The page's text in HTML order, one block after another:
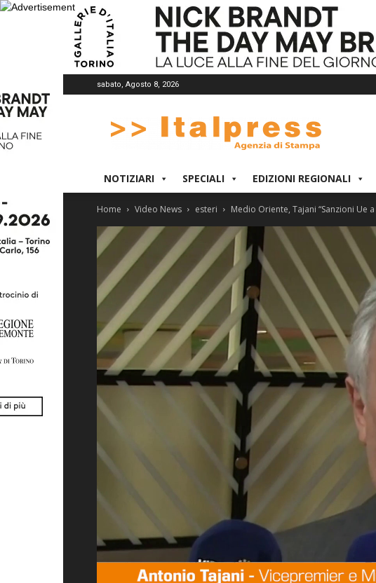
sabato, Agosto 8, 2026
NOTIZIARI SPECIALI EDIZIONI REGIONALI
Home Video News esteri Medio Oriente, Tajani “Sanzioni Ue